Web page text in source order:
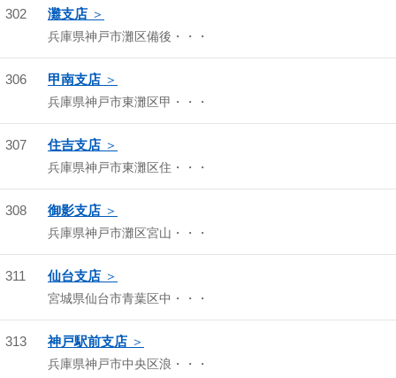
302 灘支店
兵庫県神戸市灘区備後・・・
306 甲南支店
兵庫県神戸市東灘区甲・・・
307 住吉支店
兵庫県神戸市東灘区住・・・
308 御影支店
兵庫県神戸市灘区宮山・・・
311 仙台支店
宮城県仙台市青葉区中・・・
313 神戸駅前支店
兵庫県神戸市中央区浪・・・